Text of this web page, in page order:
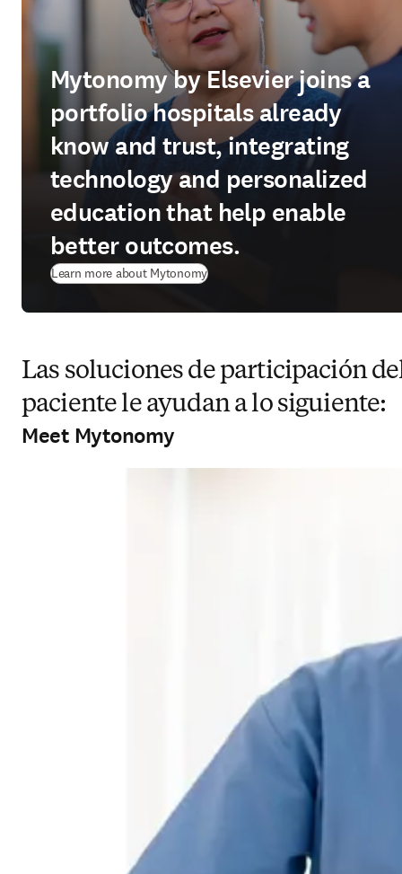
Mytonomy by Elsevier joins a
portfolio hospitals already
know and trust, integrating
technology and personalized
education that help enable
better outcomes.
Learn more about Mytonomy(
Las soluciones de participación
paciente le ayudan a lo siguiente:
Meet Mytonomy